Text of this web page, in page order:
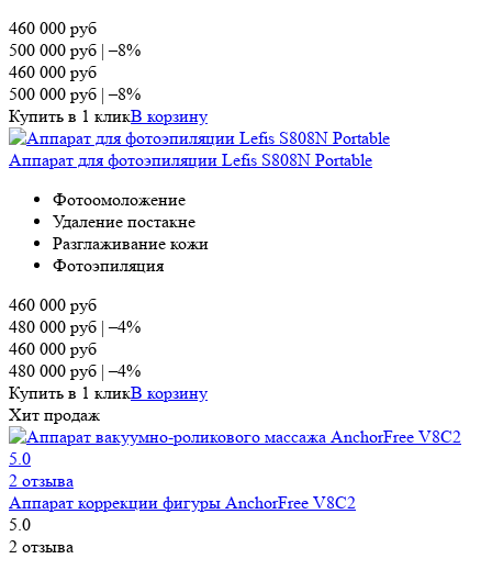
460 000 руб
500 000 руб |–8%
460 000 руб
500 000 руб |–8%
Купить в 1 кликВ корзину
Аппарат для фотоэпиляции Lefis S808N Portable
Фотоомоложение
Удаление постакне
Разглаживание кожи
Фотоэпиляция
460 000 руб
480 000 руб |–4%
460 000 руб
480 000 руб |–4%
Купить в 1 кликВ корзину
Хит продаж
5.0
2 отзыва
Аппарат коррекции фигуры AnchorFree V8C2
5.0
2 отзыва